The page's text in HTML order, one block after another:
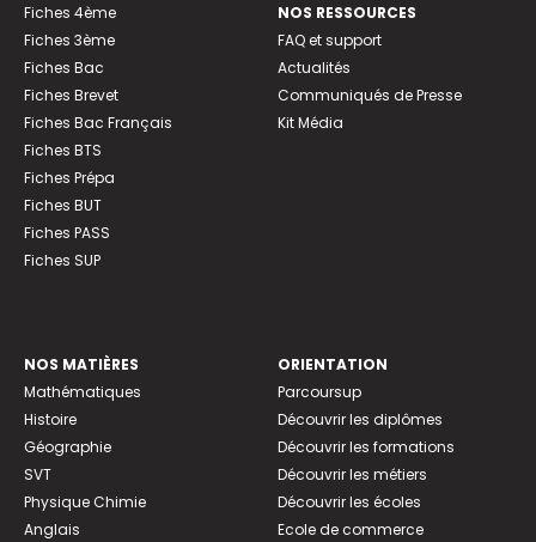
Fiches 4ème
Fiches 3ème
Fiches Bac
Fiches Brevet
Fiches Bac Français
Fiches BTS
Fiches Prépa
Fiches BUT
Fiches PASS
Fiches SUP
NOS RESSOURCES
FAQ et support
Actualités
Communiqués de Presse
Kit Média
NOS MATIÈRES
Mathématiques
Histoire
Géographie
SVT
Physique Chimie
Anglais
ORIENTATION
Parcoursup
Découvrir les diplômes
Découvrir les formations
Découvrir les métiers
Découvrir les écoles
Ecole de commerce